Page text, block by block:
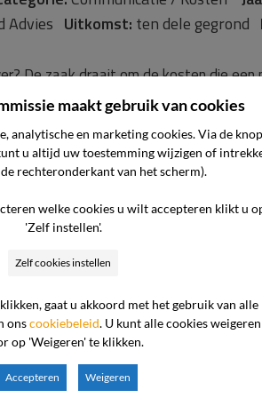
Advies Uitkomst: ten dele gegrond
De zaak draait om de kosten die
met de nota van de notaris, omdat
er geen communicatie was over
geadviseerd over
DeclaratieJaartal:2025
AdviesUitkomst:
Het geschil betrof de kwaliteit van
die in 2020 was opgesteld. De
maar moest uiteindelijk € 4.583,- aan
[…]
maakt gebruik van cookies
analytische en marketing cookies. Via de knop
u altijd uw toestemming wijzigen of
rechteronderkant van het scherm).
welke cookies u wilt accepteren klikt u
'Zelf instellen'.
Zelf cookies instellen
gaat u akkoord met het gebruik van alle
onscookiebeleid. U kunt alle cookies weigeren
op 'Weigeren' te klikken.
Accepteren Weigeren